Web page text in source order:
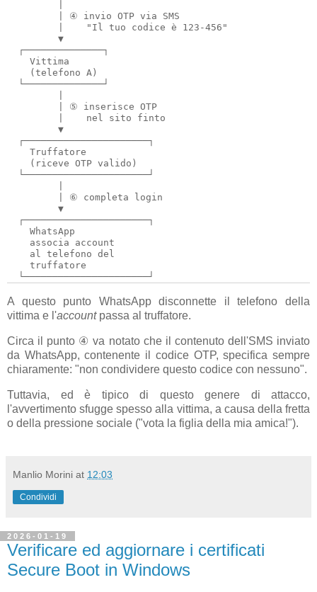
         | ④ invio OTP via SMS
         |    "Il tuo codice è 123-456"
         ▼
  ┌──────────────┐
    Vittima
    (telefono A)
  └──────────────┘
         | ⑤ inserisce OTP
         |    nel sito finto
         ▼
  ┌──────────────────────┐
    Truffatore
    (riceve OTP valido)
  └──────────────────────┘
         | ⑥ completa login
         ▼
  ┌──────────────────────┐
    WhatsApp
    associa account
    al telefono del
    truffatore
A questo punto WhatsApp disconnette il telefono della
vittima e l'accountpassa al truffatore.
Circa il punto ④ va notato che il contenuto dell'SMS inviato
da WhatsApp, contenente il codice OTP, specifica sempre
chiaramente: "non condividere questo codice con nessuno".
Tuttavia, ed è tipico di questo genere di attacco,
l'avvertimento sfugge spesso alla vittima, a causa della fretta
o della pressione sociale ("vota la figlia della mia amica!").
Manlio Morini at 12:03
Condividi
2026-01-19
Verificare ed aggiornare i certificati
Secure Boot in Windows